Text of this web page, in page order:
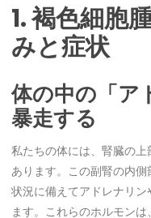
1. 褐色細胞
みと症状
体の中の「ア
暴走する
私たちの体には、腎臓の
あります。この副腎の内
状況に備えてアドレナリ
ます。これらのホルモン